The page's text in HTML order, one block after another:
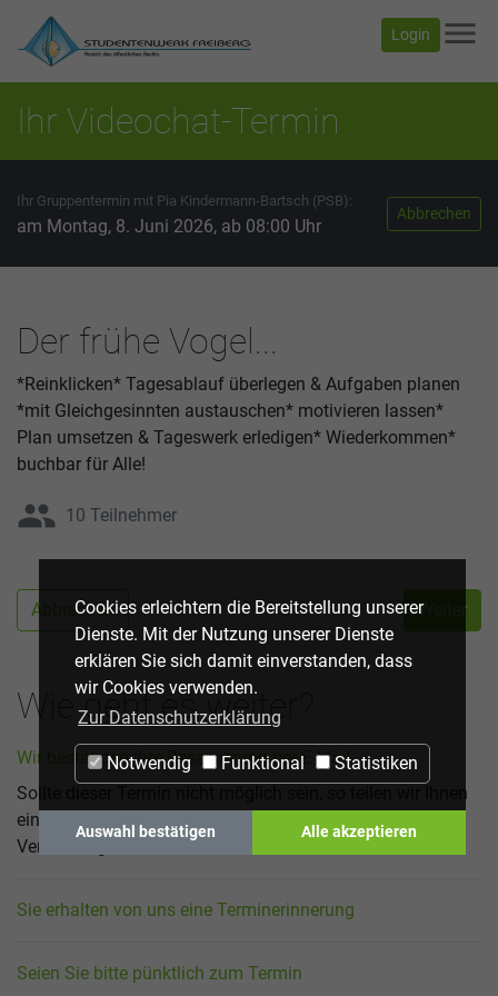
Cookies erleichtern die Bereitstellung unserer
Dienste. Mit der Nutzung unserer Dienste
erklären Sie sich damit einverstanden, dass
wir Cookies verwenden.
Zur Datenschutzerklärung
Notwendig Funktional Statistiken
Auswahl bestätigen Alle akzeptieren
Login menu
Ihr Videochat-Termin
Ihr Gruppentermin mit Pia Kindermann-Bartsch (PSB):
am Montag, 8. Juni 2026, ab 08:00 Uhr
Abbrechen
Der frühe Vogel...
*Reinklicken* Tagesablauf überlegen & Aufgaben planen
*mit Gleichgesinnten austauschen* motivieren lassen*
Plan umsetzen & Tageswerk erledigen* Wiederkommen*
buchbar für Alle!
group 10 Teilnehmer
Abbrechen Weiter
Wie geht es weiter?
Wir bestätigen Ihre Reservierung per E-Mail
Sollte dieser Termin nicht möglich sein, so teilen wir Ihnen
eine Alternative mit, bzw. setzen wir uns mit Ihnen in
Verbindung.
Sie erhalten von uns eine Terminerinnerung
Seien Sie bitte pünktlich zum Termin